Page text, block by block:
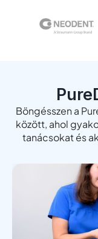
Böngésszen a
között, ahol
tanácsokat és